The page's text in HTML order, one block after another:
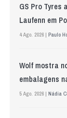
GS Pro Tyres
Laufenn em
4 Ago. 2026 | Paulo
Wolf mostra
embalagens
5 Ago. 2026 | Nádia